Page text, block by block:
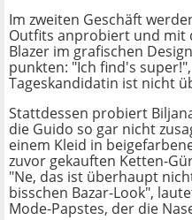
Im zweiten Geschäft
Outfits anprobiert und mit
Blazer im grafischen
punkten: "Ich find's
Tageskandidatin ist nicht
Stattdessen probiert
die Guido so gar nicht
einem Kleid in
zuvor gekauften Ketten-
"Ne, das ist überhaupt
bisschen Bazar-Look",
Mode-Papstes, der die